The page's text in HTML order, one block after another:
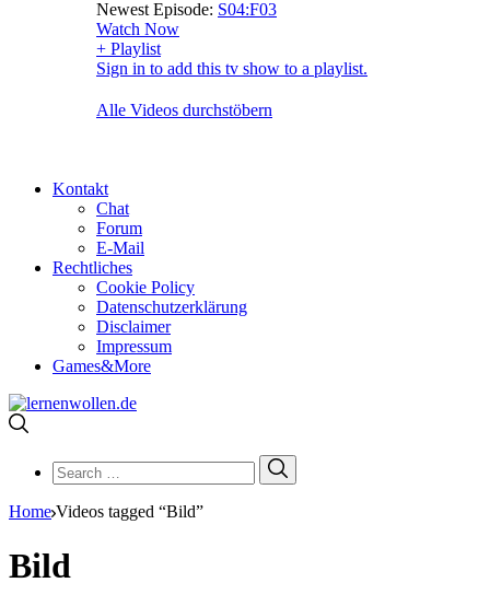
Newest Episode: S04:F03
Watch Now
+ Playlist
Sign in to add this tv show to a playlist.
Alle Videos durchstöbern
Kontakt
Chat
Forum
E-Mail
Rechtliches
Cookie Policy
Datenschutzerklärung
Disclaimer
Impressum
Games&More
Search
for:
Home Videos tagged “Bild”
Bild